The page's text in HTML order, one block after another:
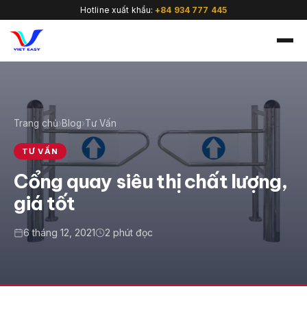
Hotline xuất khẩu:+84 934 777 445
Trang chủ›Blog›Tư Vấn
TƯ VẤN
Cổng quay siêu thị chất lượng,
giá tốt
6 tháng 12, 2021 2 phút đọc